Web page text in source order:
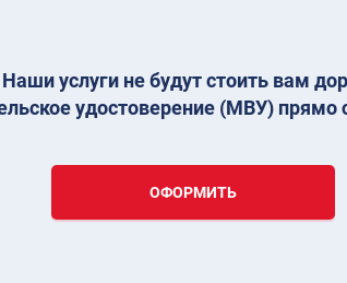
Наши услуги не будут стоить вам
удостоверение (МВУ) прямо
ОФОРМИТЬ